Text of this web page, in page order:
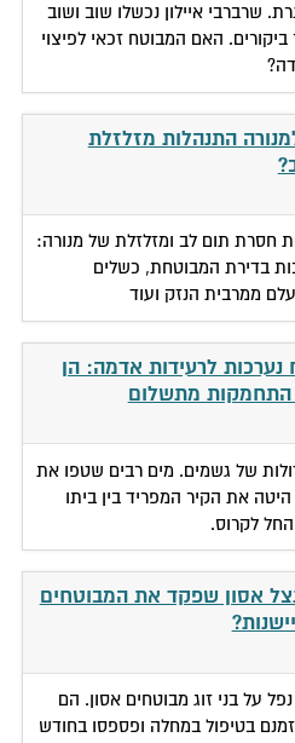
שרברבי איילון נכשלו שוב ושוב
ביקורים. האם המבוטח זכאי לפיצוי
התנהלות מזלזלת
תום לב ומזלזלת של מנורה:
בדירת המבוטחת, כשלים
ממרבית הנזק ועוד
נערכות לרעידות אדמה: הן
התחמקות מתשלום
של גשמים. מים רבים שטפו את
את הקיר המפריד בין ביתו
לקרוס.
אסון שפקד את המבוטחים
על בני זוג מבוטחים אסון. הם
בטיפול במחלה ופספסו בחודש